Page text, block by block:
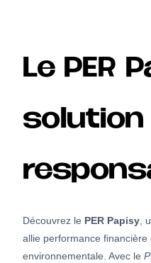
Le PER
Découvrez le PER Papisy ,
allie performance financière
environnementale. Avec le